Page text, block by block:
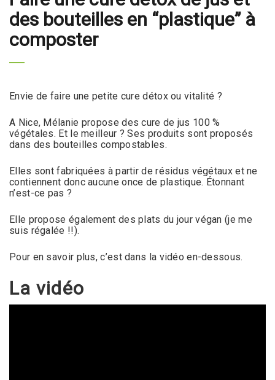
des bouteilles en “plastique” à
composter
Envie de faire une petite cure détox ou vitalité ?
A Nice, Mélanie propose des cure de jus 100 %
végétales. Et le meilleur ? Ses produits sont proposés
dans des bouteilles compostables.
Elles sont fabriquées à partir de résidus végétaux et ne
contiennent donc aucune once de plastique. Étonnant
n’est-ce pas ?
Elle propose également des plats du jour végan (je me
suis régalée !!).
Pour en savoir plus, c’est dans la vidéo en-dessous.
La vidéo